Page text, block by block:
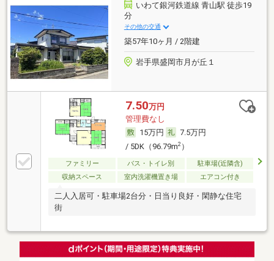
いわて銀河鉄道線 青山駅 徒歩19
分
その他の交通
築57年10ヶ月 / 2階建
岩手県盛岡市月が丘１
7.50万円
管理費なし
15万円
7.5万円
/ 5DK（96.79m2）
ファミリー バス・トイレ別
駐車場(近隣含)
収納スペース
室内洗濯機置き場 エアコン付き
二人入居可・駐車場2台分・日当り良好・閑静な住宅
街